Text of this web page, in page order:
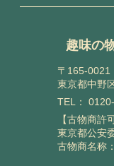
趣味の
〒165-0021
東京都中野
TEL：
【古物商許
東京都公安
古物商名称